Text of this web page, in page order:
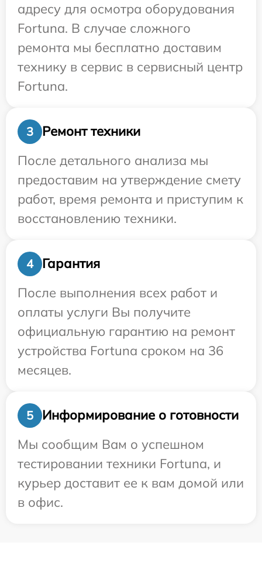
адресу для осмотра оборудования
Fortuna. В случае сложного
ремонта мы бесплатно доставим
технику в сервис в сервисный центр
Fortuna.
3
Ремонт техники
После детального анализа мы
предоставим на утверждение смету
работ, время ремонта и приступим к
восстановлению техники.
4
Гарантия
После выполнения всех работ и
оплаты услуги Вы получите
официальную гарантию на ремонт
устройства Fortuna сроком на 36
месяцев.
5
Информирование о готовности
Мы сообщим Вам о успешном
тестировании техники Fortuna, и
курьер доставит ее к вам домой или
в офис.